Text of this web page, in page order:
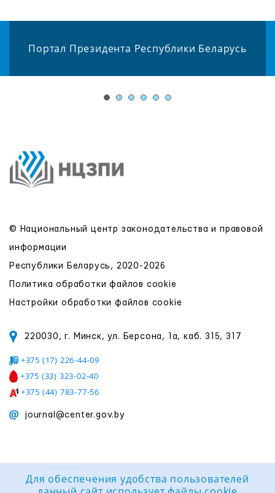
Портал Президента Республики Беларусь
© Национальный центр законодательства и правовой
информации
Республики Беларусь, 2020-2026
Политика обработки файлов cookie
Настройки обработки файлов cookie
220030, г. Минск, ул. Берсона, 1а, каб. 315, 317
+375 (17) 226-44-09
+375 (33) 323-02-40
+375 (44) 783-77-56
journal@center.gov.by
поддержка сайта:
Группа компаний
Для обеспечения удобства пользователей